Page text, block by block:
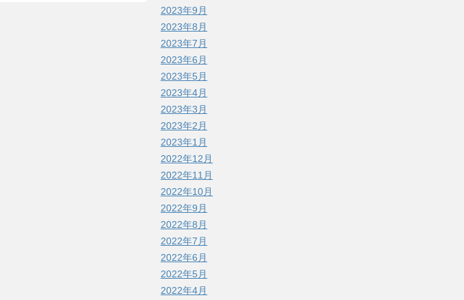
2023年9月
2023年8月
2023年7月
2023年6月
2023年5月
2023年4月
2023年3月
2023年2月
2023年1月
2022年12月
2022年11月
2022年10月
2022年9月
2022年8月
2022年7月
2022年6月
2022年5月
2022年4月